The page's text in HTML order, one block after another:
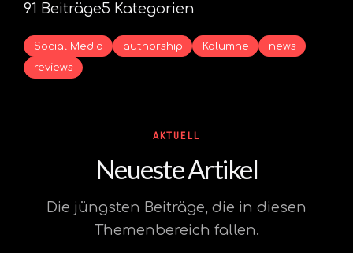
91 Beiträge5 Kategorien
Social Media authorship Kolumne
news
reviews
AKTUELL
Neueste Artikel
Die jüngsten Beiträge, die in diesen
Themenbereich fallen.